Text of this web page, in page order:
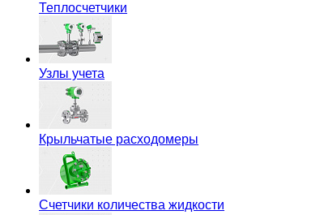
Теплосчетчики
Узлы учета
Крыльчатые расходомеры
Счетчики количества жидкости